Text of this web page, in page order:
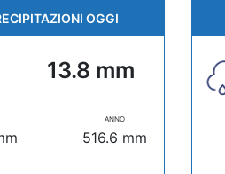
OGGI
13.8 mm
ANNO
516.6 mm